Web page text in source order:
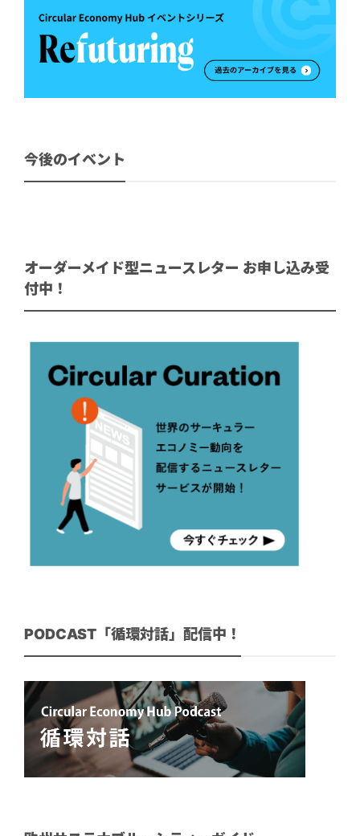
今後のイベント
オーダーメイド型ニュースレター お申し込み受
付中！
PODCAST「循環対話」配信中！